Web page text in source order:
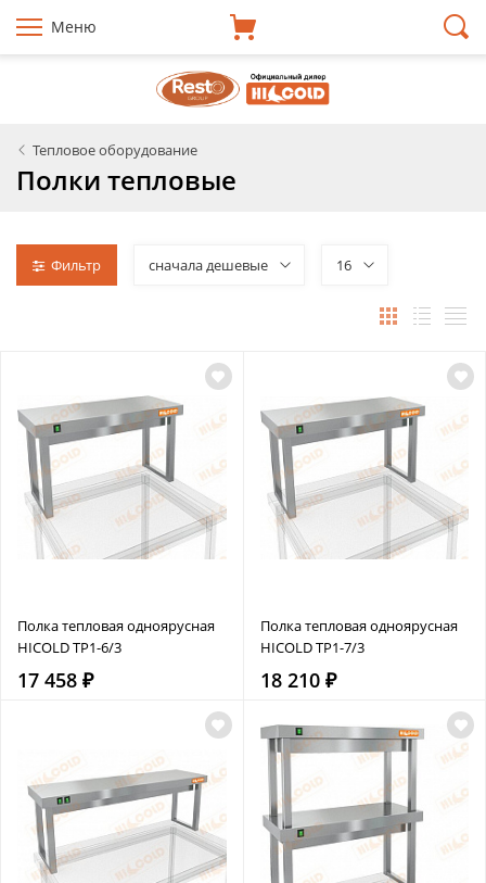
Меню
Тепловое оборудование
Полки тепловые
Фильтр сначала дешевые 16
Полка тепловая одноярусная
HICOLD TP1-6/3
17 458 ₽
Полка тепловая одноярусная
HICOLD TP1-7/3
18 210 ₽